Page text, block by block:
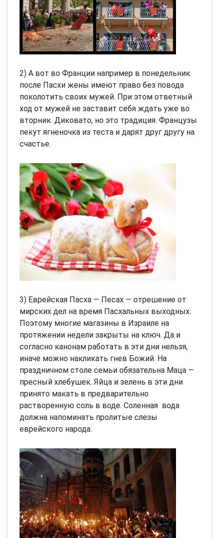
2) А вот во Франции например в понедельник
после Пасхи жены имеют право без повода
поколотить своих мужей. При этом ответный
ход от мужей не заставит себя ждать уже во
вторник. Диковато, но это традиция. Французы
пекут ягненочка из теста и дарят друг другу на
счастье.
3) Еврейская Пасха — Песах — отрешение от
мирских дел на время Пасхальных выходных.
Поэтому многие магазины в Израиле на
протяжении недели закрыты на ключ. Да и
согласно канонам работать в эти дни нельзя,
иначе можно накликать гнев Божий. На
праздничном столе семьи обязательна Маца —
пресный хлебушек. Яйца и зелень в эти дни
принято макать в предварительно
растворенную соль в воде. Соленная вода
должна напоминать пролитые слезы
еврейского народа.